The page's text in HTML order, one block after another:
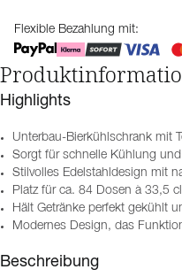
Flexible Bezahlung mit:
Highlights
Unterbau-Bierkühlschrank mit
Sorgt für schnelle Kühlung
Stilvolles Edelstahldesign mit
Platz für ca. 84 Dosen à 33,5
Hält Getränke perfekt gekühlt
Modernes Design, das
Beschreibung